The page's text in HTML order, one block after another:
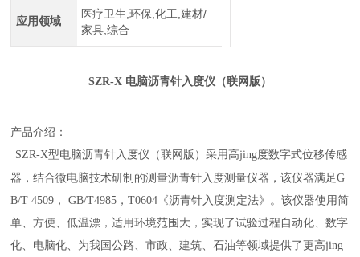
应用领域
医疗卫生,环保,化工,建材/
家具,综合
SZR-X 电脑沥青针入度仪（联网版）
产品介绍：
SZR-X型电脑沥青针入度仪（联网版）采用高jing度数字式位移传感
器，结合微电脑技术研制的测量沥青针入度测量仪器，该仪器满足G
B/T 4509， GB/T4985，T0604《沥青针入度测定法》。该仪器使用简
单、方便、低温漂，适用环境范围大，实现了试验过程自动化、数字
化、电脑化、为我国公路、市政、建筑、石油等领域提供了更高jing